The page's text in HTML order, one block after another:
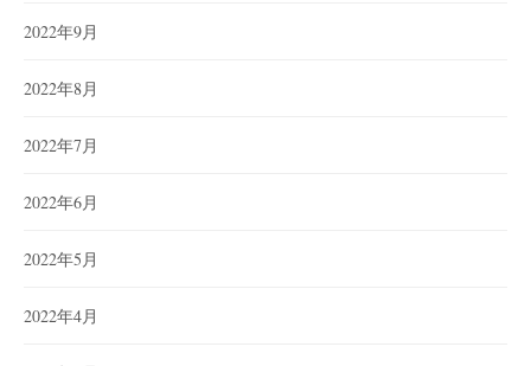
2022年9月
2022年8月
2022年7月
2022年6月
2022年5月
2022年4月